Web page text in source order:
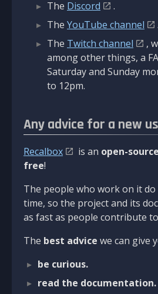
The Discord
.
The YouTube channel
.
The Twitch channel
,
among other things, a
Saturday and Sunday
to 12pm.
Any advice for a new
Recalbox is an open-source
free!
The people who work on it
time, so the project and its
as fast as people contribute
The best advice we can give
be curious.
read the documentation.